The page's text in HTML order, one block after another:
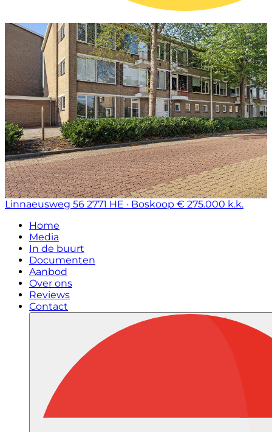
Linnaeusweg 56 2771 HE · Boskoop € 275.000 k.k.
Home
Media
In de buurt
Documenten
Aanbod
Over ons
Reviews
Contact